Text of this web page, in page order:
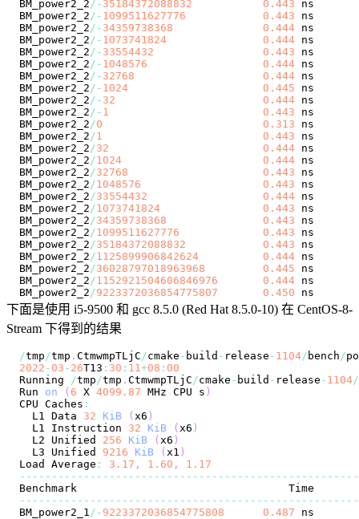
BM_power2_2/ - 35184372088832 0.443
BM_power2_2/ - 1099511627776 0.443
BM_power2_2/ - 34359738368 0.444
BM_power2_2/ - 1073741824 0.444
BM_power2_2/ - 33554432 0.443
BM_power2_2/ - 1048576 0.444
BM_power2_2/ - 32768 0.444
BM_power2_2/ - 1024 0.445
BM_power2_2/ - 32 0.444
BM_power2_2/ - 1 0.443
BM_power2_2/0 0.313
BM_power2_2/1 0.443
BM_power2_2/32 0.444
BM_power2_2/1024 0.444
BM_power2_2/32768 0.443
BM_power2_2/1048576 0.443
BM_power2_2/33554432 0.444
BM_power2_2/1073741824 0.443
BM_power2_2/34359738368 0.443
BM_power2_2/1099511627776 0.443
BM_power2_2/35184372088832 0.443
BM_power2_2/1125899906842624 0.444
BM_power2_2/36028797018963968 0.445
BM_power2_2/1152921504606846976 0.444
BM_power2_2/9223372036854775807 0.450
下面是使用 i5-9500 和 gcc 8.5.0 (Red Hat 8.5.0-10) 在 CentOS-8-
Stream 下得到的结果
/tmp/tmp . CtmwmpTLjC/cmake - build - release - 1104/ bench/
2022 - 03 - 26T13 : 30 : 11+08 : 00
Running /tmp/tmp . CtmwmpTLjC/cmake - build - release - 1104/
Run on ( 6 X 4099.87 MHz CPU s )
CPU Caches :
  L1 Data
32 KiB ( x6 )
  L1 Instruction
32 KiB ( x6 )
  L2 Unified
256 KiB ( x6 )
  L3 Unified
9216 KiB ( x1 )
Load Average : 3.17 , 1.60 ,
1.17
-- -- -- -- -- -- -- -- -- -- -- -- -- -- -- -- -- -- -- -- -- -- -- -- -- --
-- -- -- -- -- -- -- -- -- -- -- -- -- -- -- -- -- -- -- -- -- -- -- -- -- --
BM_power2_1/ - 9223372036854775808 0.487